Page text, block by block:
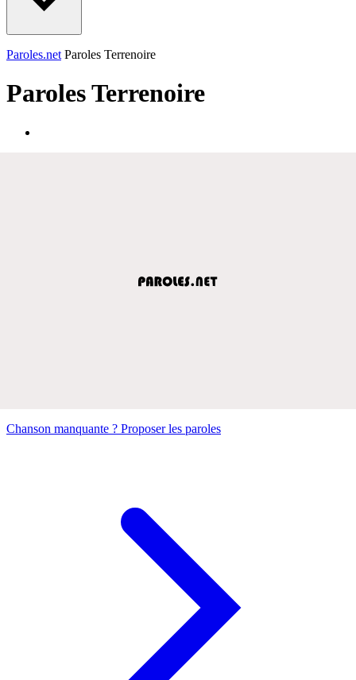
Paroles.net Paroles Terrenoire
ParolesTerrenoire
Chanson manquante ? Proposer les paroles